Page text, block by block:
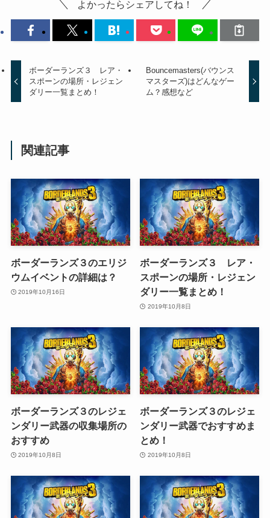
よかったらシェアしてね！
ボーダーランズ３ レア・
スポーンの場所・レジェン
ダリー一覧まとめ！
Bouncemasters(バウンス
マスターズ)はどんなゲー
ム？感想など
関連記事
ボーダーランズ３のエリジ
ウムイベントの詳細は？
2019年10月16日
ボーダーランズ３ レア・
スポーンの場所・レジェン
ダリー一覧まとめ！
2019年10月8日
ボーダーランズ３のレジェ
ンダリー武器の収集場所の
おすすめ
2019年10月8日
ボーダーランズ３のレジェ
ンダリー武器でおすすめま
とめ！
2019年10月8日